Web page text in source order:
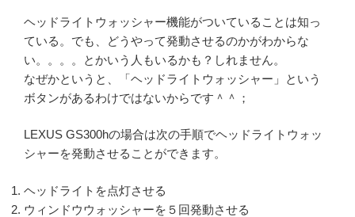
ヘッドライトウォッシャー機能がついていることは知っ
ている。でも、どうやって発動させるのかがわからな
い。。。。とかいう人もいるかも？しれません。
なぜかというと、「ヘッドライトウォッシャー」という
ボタンがあるわけではないからです＾＾；
LEXUS GS300hの場合は次の手順でヘッドライトウォッ
シャーを発動させることができます。
ヘッドライトを点灯させる
ウィンドウウォッシャーを５回発動させる